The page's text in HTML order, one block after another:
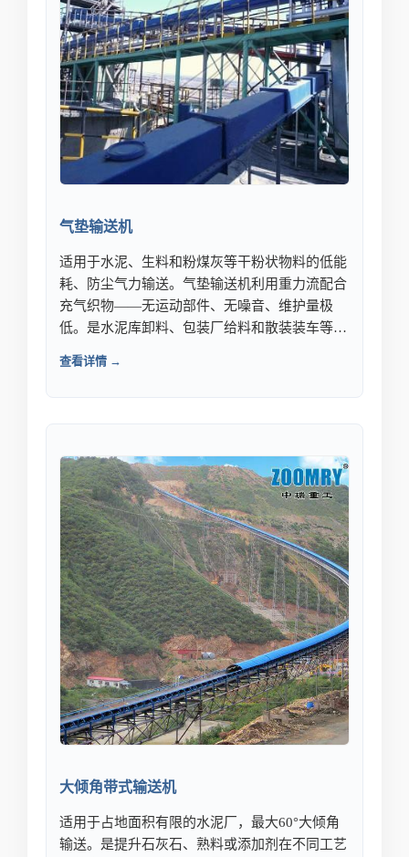
气垫输送机
适用于水泥、生料和粉煤灰等干粉状物料的低能
耗、防尘气力输送。气垫输送机利用重力流配合
充气织物——无运动部件、无噪音、维护量极
低。是水泥库卸料、包装厂给料和散装装车等对
查看详情 →
大倾角带式输送机
适用于占地面积有限的水泥厂，最大60°大倾角
输送。是提升石灰石、熟料或添加剂在不同工艺